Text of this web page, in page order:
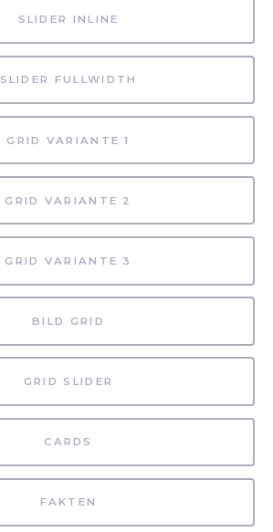
SLIDER INLINE
SLIDER FULLWIDTH
GRID VARIANTE 1
GRID VARIANTE 2
GRID VARIANTE 3
BILD GRID
GRID SLIDER
CARDS
FAKTEN